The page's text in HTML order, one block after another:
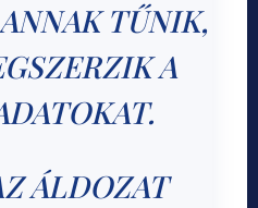
TŰNIK,
A
ÁLDOZAT